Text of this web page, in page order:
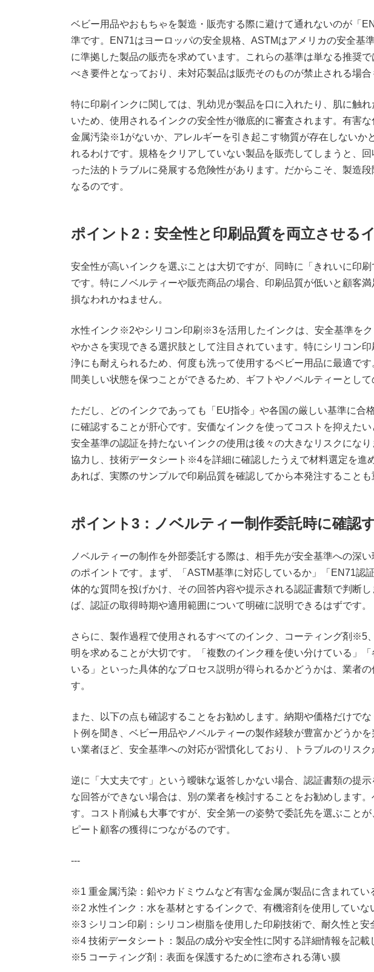
ベビー用品やおもちゃを製造・販売する際に避けて通れないのが「
準です。EN71はヨーロッパの安全規格、ASTMはアメリカの安全基
に準拠した製品の販売を求めています。これらの基準は単なる推奨
べき要件となっており、未対応製品は販売そのものが禁止される場合
特に印刷インクに関しては、乳幼児が製品を口に入れたり、肌に触
いため、使用されるインクの安全性が徹底的に審査されます。有害
金属汚染※1がないか、アレルギーを引き起こす物質が存在しないか
れるわけです。規格をクリアしていない製品を販売してしまうと、
った法的トラブルに発展する危険性があります。だからこそ、製造
なるのです。
ポイント2：安全性と印刷品質を両立させる
安全性が高いインクを選ぶことは大切ですが、同時に「きれいに印
です。特にノベルティーや販売商品の場合、印刷品質が低いと顧客
損なわれかねません。
水性インク※2やシリコン印刷※3を活用したインクは、安全基準を
やかさを実現できる選択肢として注目されています。特にシリコン
浄にも耐えられるため、何度も洗って使用するベビー用品に最適で
間美しい状態を保つことができるため、ギフトやノベルティーとして
ただし、どのインクであっても「EU指令」や各国の厳しい基準に合
に確認することが肝心です。安価なインクを使ってコストを抑えたい
安全基準の認証を持たないインクの使用は後々の大きなリスクにな
協力し、技術データシート※4を詳細に確認したうえで材料選定を進
あれば、実際のサンプルで印刷品質を確認してから本発注することも
ポイント3：ノベルティー制作委託時に確認
ノベルティーの制作を外部委託する際は、相手先が安全基準への深
のポイントです。まず、「ASTM基準に対応しているか」「EN71認
体的な質問を投げかけ、その回答内容や提示される認証書類で判断
ば、認証の取得時期や適用範囲について明確に説明できるはずです。
さらに、製作過程で使用されるすべてのインク、コーティング剤※5
明を求めることが大切です。「複数のインク種を使い分けている」
いる」といった具体的なプロセス説明が得られるかどうかは、業者
す。
また、以下の点も確認することをお勧めします。納期や価格だけで
ト例を聞き、ベビー用品やノベルティーの製作経験が豊富かどうか
い業者ほど、安全基準への対応が習慣化しており、トラブルのリスク
逆に「大丈夫です」という曖昧な返答しかない場合、認証書類の提
な回答ができない場合は、別の業者を検討することをお勧めします
す。コスト削減も大事ですが、安全第一の姿勢で委託先を選ぶこと
ピート顧客の獲得につながるのです。
---
※1 重金属汚染：鉛やカドミウムなど有害な金属が製品に含まれてい
※2 水性インク：水を基材とするインクで、有機溶剤を使用していな
※3 シリコン印刷：シリコン樹脂を使用した印刷技術で、耐久性と安
※4 技術データシート：製品の成分や安全性に関する詳細情報を記載
※5 コーティング剤：表面を保護するために塗布される薄い膜